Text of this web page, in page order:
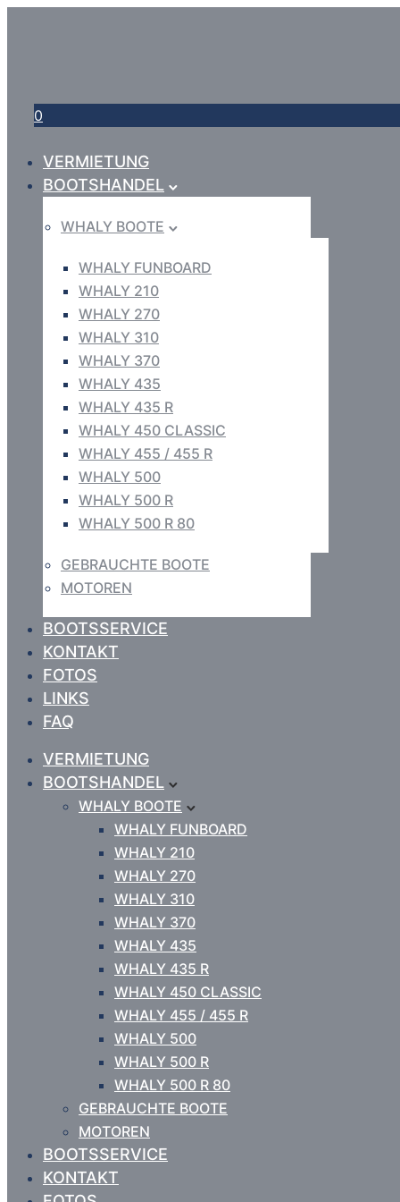
0
VERMIETUNG
BOOTSHANDEL
WHALY BOOTE
WHALY FUNBOARD
WHALY 210
WHALY 270
WHALY 310
WHALY 370
WHALY 435
WHALY 435 R
WHALY 450 CLASSIC
WHALY 455 / 455 R
WHALY 500
WHALY 500 R
WHALY 500 R 80
GEBRAUCHTE BOOTE
MOTOREN
BOOTSSERVICE
KONTAKT
FOTOS
LINKS
FAQ
VERMIETUNG
BOOTSHANDEL
WHALY BOOTE
WHALY FUNBOARD
WHALY 210
WHALY 270
WHALY 310
WHALY 370
WHALY 435
WHALY 435 R
WHALY 450 CLASSIC
WHALY 455 / 455 R
WHALY 500
WHALY 500 R
WHALY 500 R 80
GEBRAUCHTE BOOTE
MOTOREN
BOOTSSERVICE
KONTAKT